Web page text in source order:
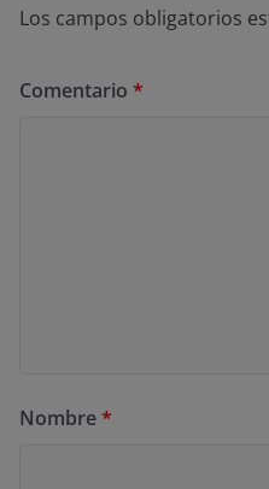
Los campos obligatorios
Comentario *
Nombre*